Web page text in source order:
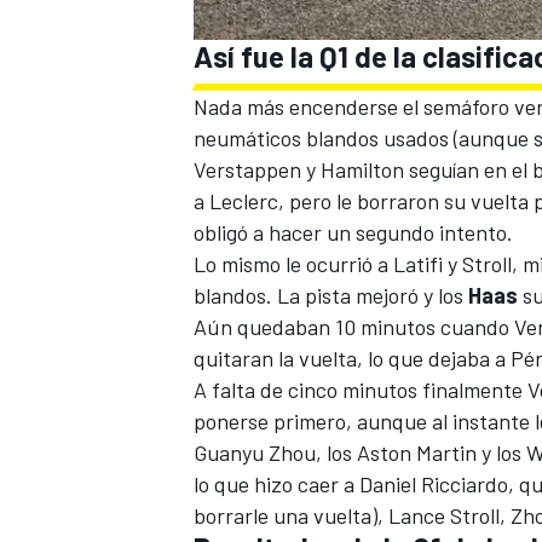
Así fue la Q1 de la
Nada más encenderse el semáforo
neumáticos blandos usados
Verstappen y Hamilton seguían en
a Leclerc, pero le borraron su vuelta
obligó a hacer un segundo intento.
Lo mismo le ocurrió a Latifi y Stroll,
blandos. La pista mejoró y los Haas
Aún quedaban 10 minutos cuando
quitaran la vuelta, lo que dejaba a
A falta de cinco minutos finalmente
ponerse primero, aunque al instante
Guanyu Zhou, los Aston Martin y los
lo que hizo caer a Daniel Ricciardo,
borrarle una vuelta), Lance Stroll,